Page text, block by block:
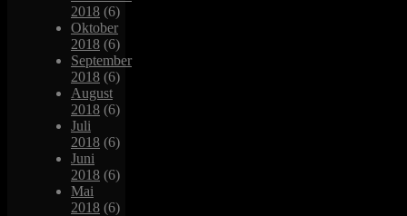
2018 (6)
Oktober
2018 (6)
September
2018 (6)
August
2018 (6)
Juli
2018 (6)
Juni
2018 (6)
Mai
2018 (6)